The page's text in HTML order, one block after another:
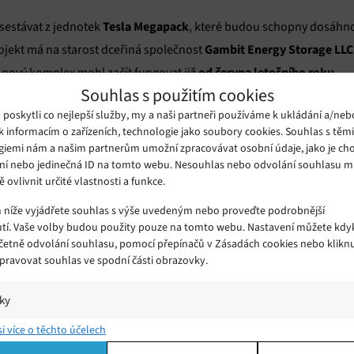
Souhlas s použitím cookies
poskytli co nejlepší služby, my a naši partneři používáme k ukládání a/
informacím o zařízeních, technologie jako soubory cookies. Souhlas s
nám a našim partnerům umožní zpracovávat osobní údaje, jako je
nebo jedinečná ID na tomto webu. Nesouhlas nebo odvolání souhlasu
ovlivnit určité vlastnosti a funkce.
vyjádřete souhlas s výše uvedeným nebo proveďte podrobnější
Vaše volby budou použity pouze na tomto webu. Nastavení můžete
odvolání souhlasu, pomocí přepínačů v Zásadách cookies nebo
souhlas ve spodní části obrazovky.
a/nebo přístup k informacím v zařízení, Porozumění publiku
kombinací údajů z různých zdrojů.
více o těchto účelech
z jednotekTesla Megapack, které budou schopny
má na starost dceřiná společnost Gambit Energy Storage LLC
nový komplex mohl začít fungovat jižod června letošního roku.
pro veřejnou prezentaci svého projektu svoji dceřinou
roce 2017 společnost Teslav Austráliidokončila bateriové
největší podobný projekt na světě. Současná stavba má přitom
zaznamenalrekordně mrazivé počasí, které mělo za následek
situace si vyžádala i ztráty na životech. Generální ředitel
společnost ERCOT, která je dodavatelem zhruba 90 procent
přišel v pravou chvíli (což je u něj ostatně zvykem). Nový